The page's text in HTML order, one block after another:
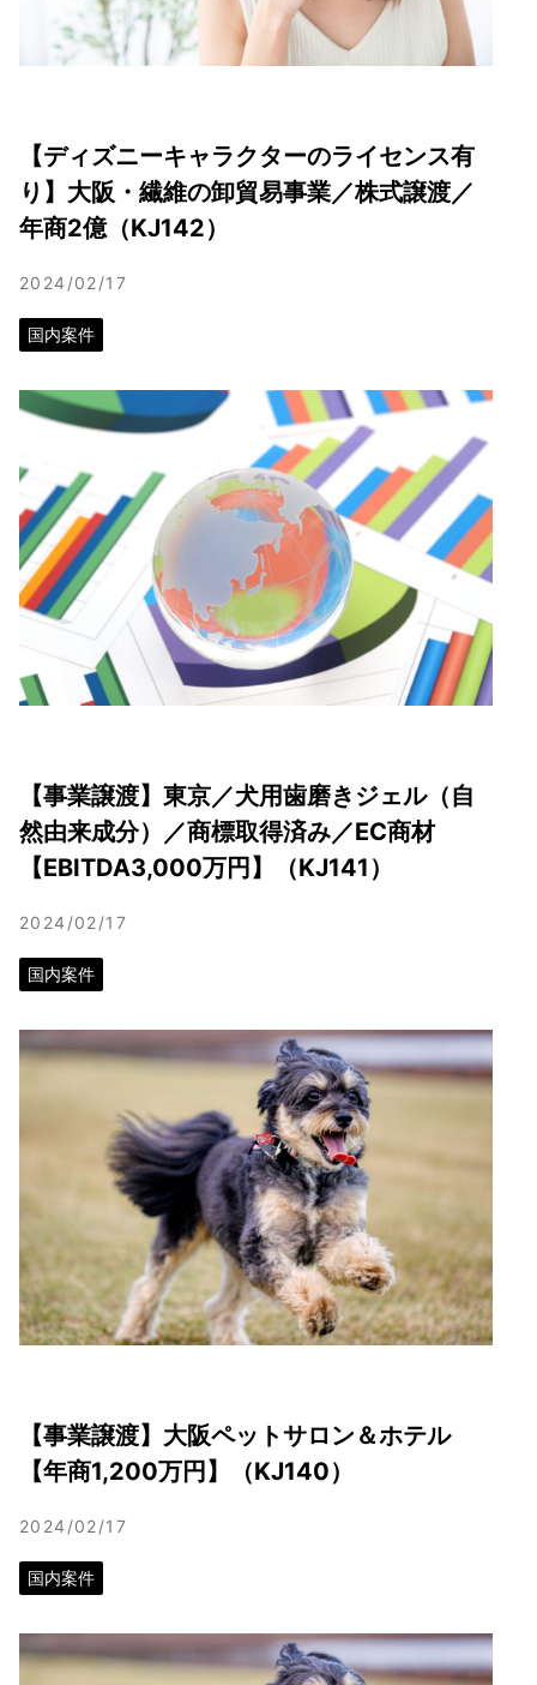
【ディズニーキャラクターのライセンス有
り】大阪・繊維の卸貿易事業／株式譲渡／
年商2億（KJ142）
2024/02/17
国内案件
【事業譲渡】東京／犬用歯磨きジェル（自
然由来成分）／商標取得済み／EC商材
【EBITDA3,000万円】（KJ141）
2024/02/17
国内案件
【事業譲渡】大阪ペットサロン＆ホテル
【年商1,200万円】（KJ140）
2024/02/17
国内案件